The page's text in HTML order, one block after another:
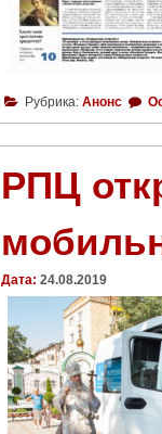
Рубрика: Анонс
РПЦ
Дата: 24.08.2019